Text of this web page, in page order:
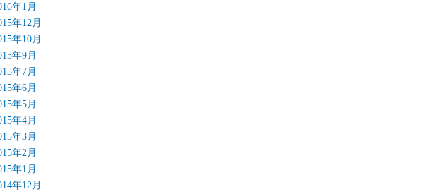
年1月
年12月
年10月
年9月
年7月
年6月
年5月
年4月
年3月
年2月
年1月
年12月